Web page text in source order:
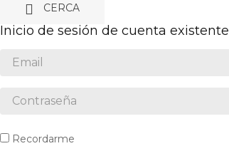
 CERCA
Inicio de sesión de cuenta existente
Recordarme